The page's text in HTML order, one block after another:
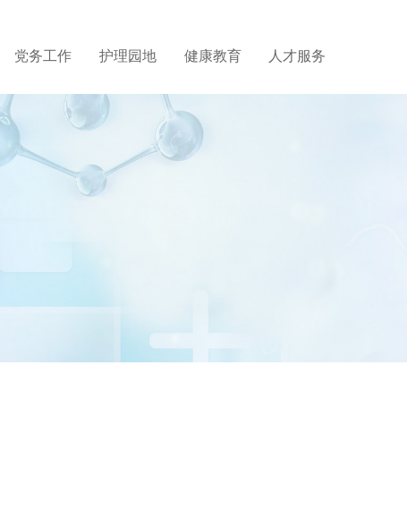
党务工作 护理园地 健康教育 人才服务